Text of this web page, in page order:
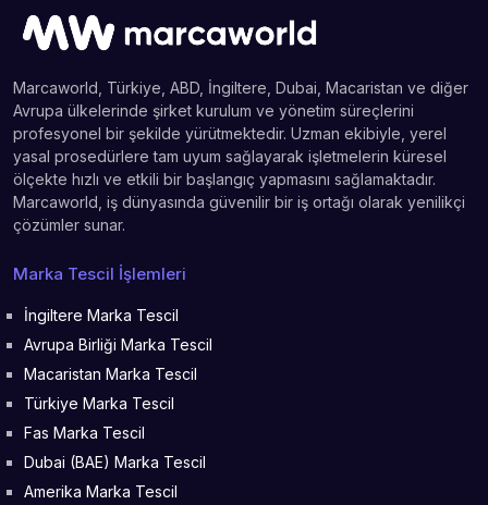
Marcaworld, Türkiye, ABD, İngiltere, Dubai, Macaristan ve diğer
Avrupa ülkelerinde şirket kurulum ve yönetim süreçlerini
profesyonel bir şekilde yürütmektedir. Uzman ekibiyle, yerel
yasal prosedürlere tam uyum sağlayarak işletmelerin küresel
ölçekte hızlı ve etkili bir başlangıç yapmasını sağlamaktadır.
Marcaworld, iş dünyasında güvenilir bir iş ortağı olarak yenilikçi
çözümler sunar.
Marka Tescil İşlemleri
İngiltere Marka Tescil
Avrupa Birliği Marka Tescil
Macaristan Marka Tescil
Türkiye Marka Tescil
Fas Marka Tescil
Dubai (BAE) Marka Tescil
Amerika Marka Tescil